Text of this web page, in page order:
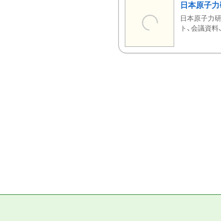
日本原子
日本原子力
ト、会議資